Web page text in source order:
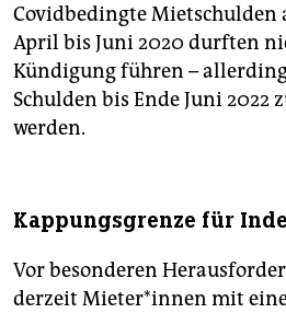
Covidbedingte Mietschulden
April bis Juni 2020 durften
Kündigung führen –
Schulden bis Ende Juni 2022
werden.
Kappungsgrenze für
Vor besonderen
derzeit Mie­te­r*in­nen mit